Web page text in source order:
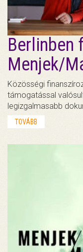
Berlinben
Menjek/
Közösségi
támogatással
legizgalmasabb
TOVÁBB